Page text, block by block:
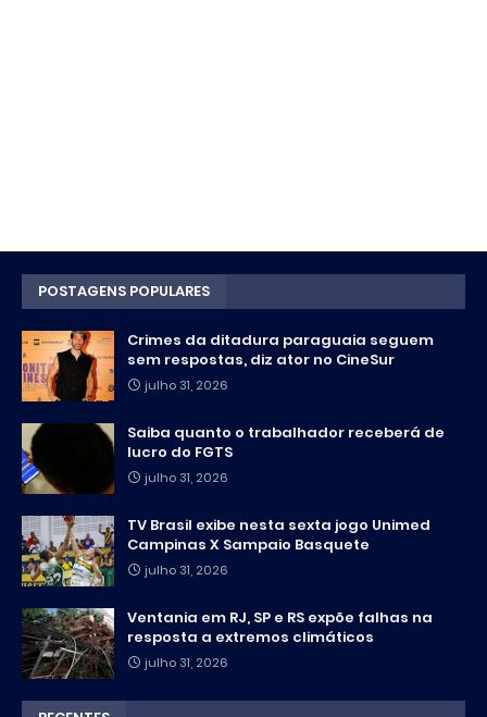
POSTAGENS POPULARES
Crimes da ditadura paraguaia seguem
sem respostas, diz ator no CineSur
julho 31, 2026
Saiba quanto o trabalhador receberá de
lucro do FGTS
julho 31, 2026
TV Brasil exibe nesta sexta jogo Unimed
Campinas X Sampaio Basquete
julho 31, 2026
Ventania em RJ, SP e RS expõe falhas na
resposta a extremos climáticos
julho 31, 2026